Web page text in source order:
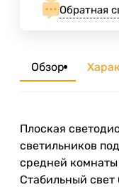
Обратная
Обзор
Плоская
светильников
средней
Стабильный свет